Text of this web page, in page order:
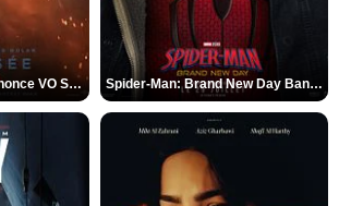
L'Odyssée Bande-annonce VO STFR Spider-Man: Brand New Day Bande-annonce VO STFR